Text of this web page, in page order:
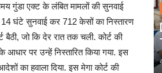
गुंडा एक्ट के लंबित मामलों की सुनवाई
14 घंटे सुनवाई कर 712 केसों का निस्तारण
जो कि देर रात तक चली. कोर्ट की
पर उन्हें निस्तारित किया गया. इस
का हवाला दिया. इस मेगा कोर्ट की